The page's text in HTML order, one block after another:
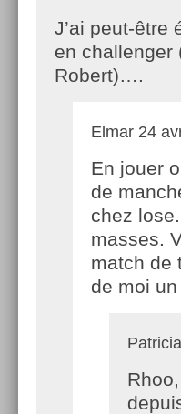
J’ai peut-être
en challenger
Robert)….
Elmar 24
En jouer
de
chez
masses.
match de
de moi
Patricia